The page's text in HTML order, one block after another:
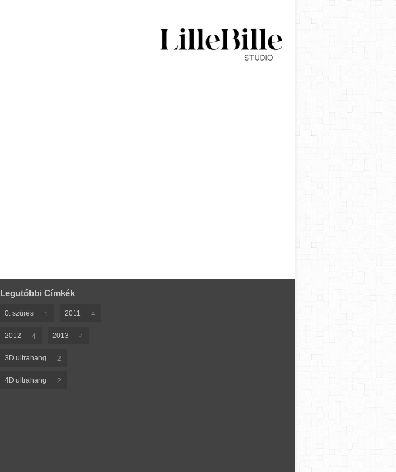
Legutóbbi Címkék
0. szűrés 1 2011 4
2012 4 2013 4
3D ultrahang 2
4D ultrahang 2